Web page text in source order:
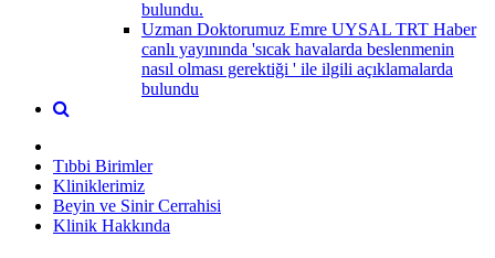
bulundu.
Uzman Doktorumuz Emre UYSAL TRT Haber
canlı yayınında 'sıcak havalarda beslenmenin
nasıl olması gerektiği ' ile ilgili açıklamalarda
bulundu
Tıbbi Birimler
Kliniklerimiz
Beyin ve Sinir Cerrahisi
Klinik Hakkında